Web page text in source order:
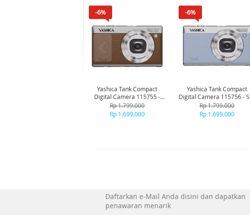
-6%
Yashica Tank Compact
Digital Camera 115755 -
Brown
Rp 1.799.000
Rp 1.699.000
-6%
Yashica Tank Compact
Digital Camera 115756 -
Blue
Rp 1.799.000
Rp 1.699.000
Daftarkan e-Mail Anda disini dan dapatkan
penawaran menarik